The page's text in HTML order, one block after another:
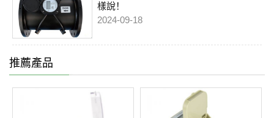
樣說！
2024-09-18
推薦產品